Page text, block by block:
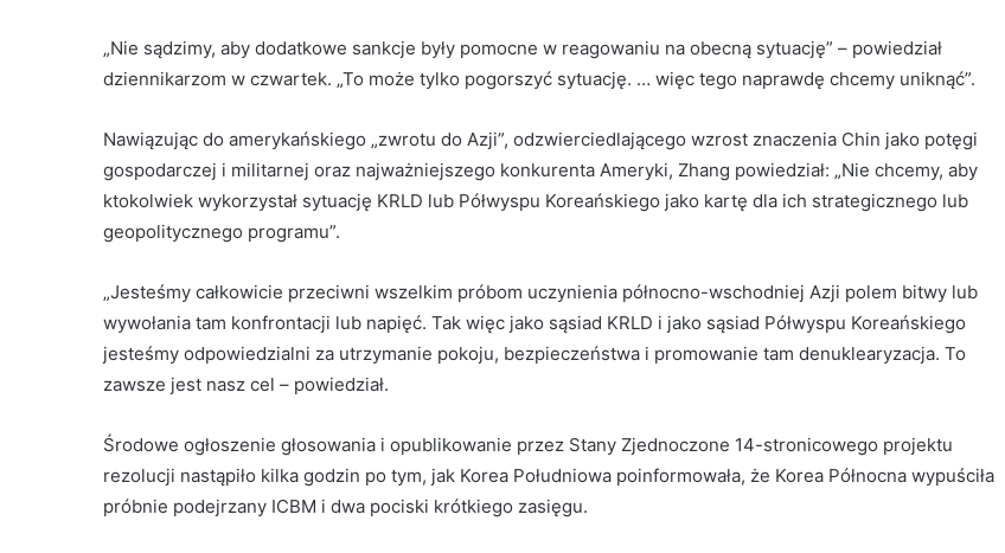
„Nie sądzimy, aby dodatkowe sankcje były pomocne w reagowaniu na obecną sytuację” – powiedział
dziennikarzom w czwartek. „To może tylko pogorszyć sytuację. … więc tego naprawdę chcemy uniknąć”.
Nawiązując do amerykańskiego „zwrotu do Azji”, odzwierciedlającego wzrost znaczenia Chin jako potęgi
gospodarczej i militarnej oraz najważniejszego konkurenta Ameryki, Zhang powiedział: „Nie chcemy, aby
ktokolwiek wykorzystał sytuację KRLD lub Półwyspu Koreańskiego jako kartę dla ich strategicznego lub
geopolitycznego programu”.
„Jesteśmy całkowicie przeciwni wszelkim próbom uczynienia północno-wschodniej Azji polem bitwy lub
wywołania tam konfrontacji lub napięć. Tak więc jako sąsiad KRLD i jako sąsiad Półwyspu Koreańskiego
jesteśmy odpowiedzialni za utrzymanie pokoju, bezpieczeństwa i promowanie tam denuklearyzacja. To
zawsze jest nasz cel – powiedział.
Środowe ogłoszenie głosowania i opublikowanie przez Stany Zjednoczone 14-stronicowego projektu
rezolucji nastąpiło kilka godzin po tym, jak Korea Południowa poinformowała, że ​​Korea Północna wypuściła
próbnie podejrzany ICBM i dwa pociski krótkiego zasięgu.